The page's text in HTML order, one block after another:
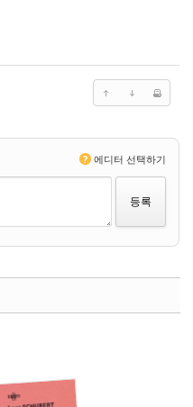
? 에디터 선택하기